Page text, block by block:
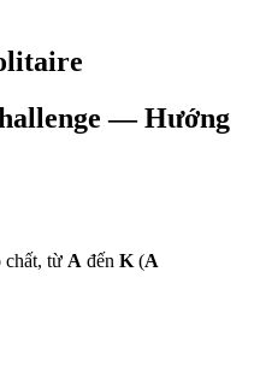
— Hướng
chất, từ A đến K(A